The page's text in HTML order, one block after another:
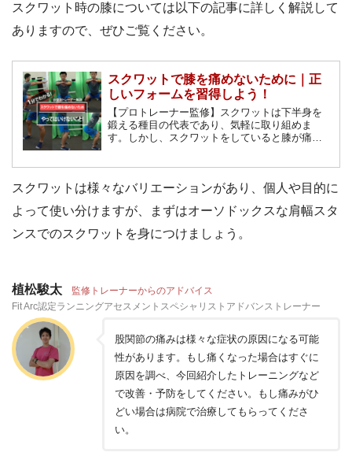
スクワット時の膝については以下の記事に詳しく解説して
ありますので、ぜひご覧ください。
スクワットで膝を痛めないために｜正
しいフォームを習得しよう！
【プロトレーナー監修】スクワットは下半身を
鍛える種目の代表であり、気軽に取り組めま
す。しかし、スクワットをしていると膝が痛
解説します！
スクワットは様々なバリエーションがあり、個人や目的に
よって使い分けますが、まずはオーソドックスな肩幅スタ
ンスでのスクワットを身につけましょう。
植松駿太 監修トレーナーからのアドバイス
Fit Arc認定ランニングアセスメントスペシャリストアドバンストレーナー
股関節の痛みは様々な症状の原因になる可能
性があります。もし痛くなった場合はすぐに
原因を調べ、今回紹介したトレーニングなど
で改善・予防をしてください。もし痛みがひ
どい場合は病院で治療してもらってくださ
い。